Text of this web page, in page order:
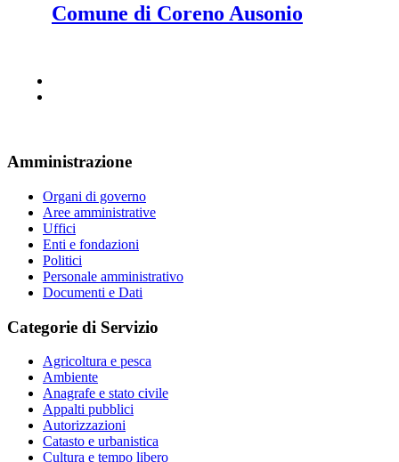
Comune di Coreno Ausonio
Amministrazione
Organi di governo
Aree amministrative
Uffici
Enti e fondazioni
Politici
Personale amministrativo
Documenti e Dati
Categorie di Servizio
Agricoltura e pesca
Ambiente
Anagrafe e stato civile
Appalti pubblici
Autorizzazioni
Catasto e urbanistica
Cultura e tempo libero